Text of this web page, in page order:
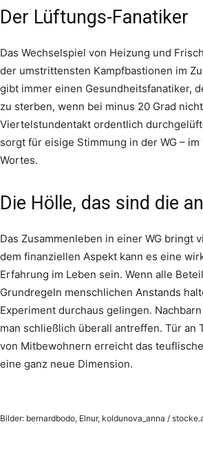
Der Lüftungs-Fanatiker
Das Wechselspiel von Heizung und
der umstrittensten Kampfbastionen im
gibt immer einen Gesundheitsfanatiker,
zu sterben, wenn bei minus 20 Grad
Viertelstundentakt ordentlich
sorgt für eisige Stimmung in der WG –
Wortes.
Die Hölle, das sind die
Das Zusammenleben in einer WG bringt
dem finanziellen Aspekt kann es eine
Erfahrung im Leben sein. Wenn alle
Grundregeln menschlichen Anstands
Experiment durchaus gelingen.
man schließlich überall antreffen. Tür an
von Mitbewohnern erreicht das
eine ganz neue Dimension.
Bilder: bernardbodo, Elnur, koldunova_anna /